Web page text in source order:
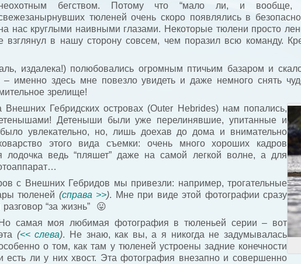
бегством. Потому что “мало ли, и вообще,
тюленей очень скоро появлялись в
нас круглыми наивными глазами. Некоторые тюлени просто
в нашу сторону совсем, чем поразил всю команду.
издалека!) полюбовались огромным птичьим базаром и
именно здесь мне повезло увидеть и даже немного снять
зрелище!
Гебридских островах (Outer Hebrides) нам попались,
Детеныши были уже перелинявшие, упитанные и
увлекательно, но, лишь доехав до дома и внимательно
этого вида съемки: очень много хороших кадров
лодочка ведь “пляшет” даже на самой легкой волне, а для
с Внешних Гебридов мы привезли: например, трогательные
тюленей (справа >>). Мне при виде этой фотографии сразу
“за жизнь” 😛
Но самая моя любимая фотография в тюленьей серии – вот
(<< слева). Не знаю, как вы, а я никогда не задумывалась
о том, как там у тюленей устроены задние конечности
есть ли у них хвост. Эта фотография внезапно и совершенно